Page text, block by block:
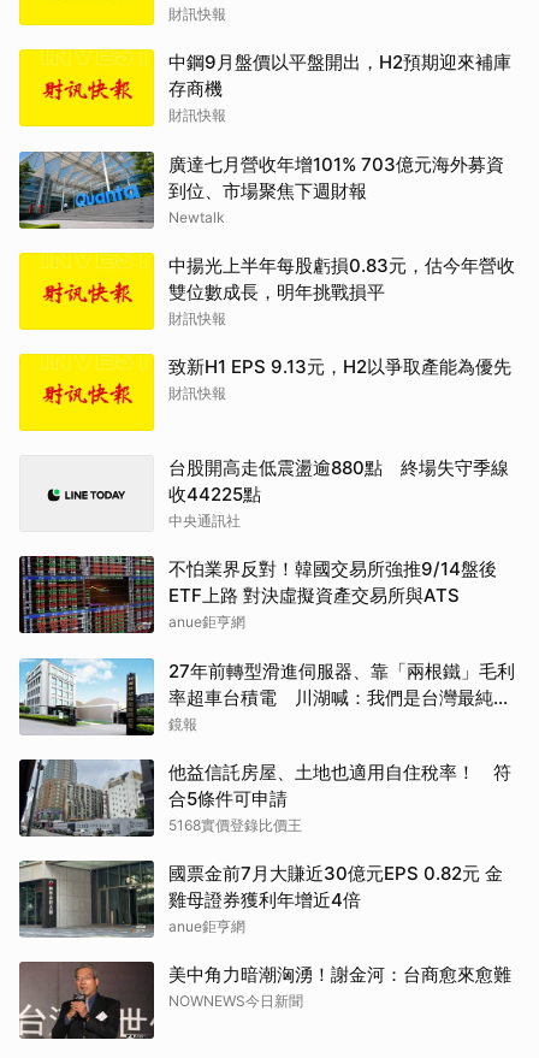
財訊快報
中鋼9月盤價以平盤開出，H2預期迎來補庫
存商機
財訊快報
廣達七月營收年增101% 703億元海外募資
到位、市場聚焦下週財報
Newtalk
中揚光上半年每股虧損0.83元，估今年營收
雙位數成長，明年挑戰損平
財訊快報
致新H1 EPS 9.13元，H2以爭取產能為優先
財訊快報
台股開高走低震盪逾880點 終場失守季線
收44225點
中央通訊社
不怕業界反對！韓國交易所強推9/14盤後
ETF上路 對決虛擬資產交易所與ATS
anue鉅亨網
27年前轉型滑進伺服器、靠「兩根鐵」毛利
率超車台積電 川湖喊：我們是台灣最純AI
股
鏡報
他益信託房屋、土地也適用自住稅率！ 符
合5條件可申請
5168實價登錄比價王
國票金前7月大賺近30億元EPS 0.82元 金
雞母證券獲利年增近4倍
anue鉅亨網
美中角力暗潮洶湧！謝金河：台商愈來愈難
NOWNEWS今日新聞